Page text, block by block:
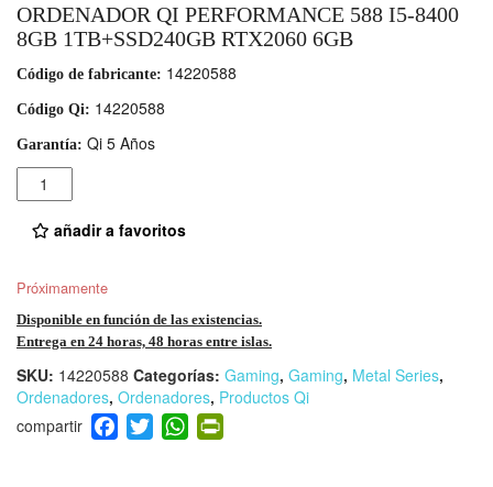
ORDENADOR QI PERFORMANCE 588 I5-8400
8GB 1TB+SSD240GB RTX2060 6GB
Código de fabricante: 14220588
Código Qi: 14220588
Garantía: Qi 5 Años
Cantidad
añadir a favoritos
Próximamente
Disponible en función de las existencias.
Entrega en 24 horas, 48 horas entre islas.
SKU: 14220588 Categorías: Gaming, Gaming, Metal Series,
Ordenadores, Ordenadores, Productos Qi
F
a
T
wi
W
h